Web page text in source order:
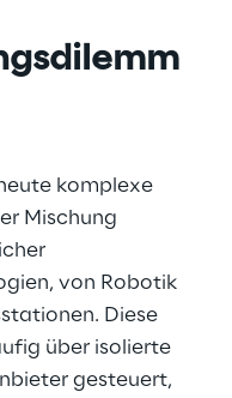
komplexe
Mischung
von Robotik
Diese
über isolierte
gesteuert,